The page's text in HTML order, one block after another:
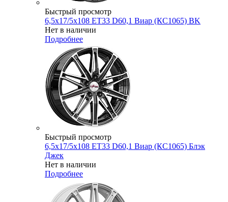
Быстрый просмотр
6,5x17/5x108 ET33 D60,1 Виар (КС1065) BK
Нет в наличии
Подробнее
Быстрый просмотр
6,5x17/5x108 ET33 D60,1 Виар (КС1065) Блэк
Джек
Нет в наличии
Подробнее